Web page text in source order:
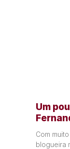
Um
Com
blogueira